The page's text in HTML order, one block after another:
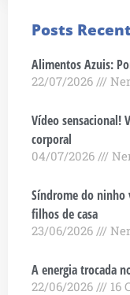
Posts
Alimentos Azuis:
22/07/2026
Vídeo sensacional!
corporal
04/07/2026
Síndrome do ninho
filhos de casa
23/06/2026
A energia trocada
22/06/2026 16